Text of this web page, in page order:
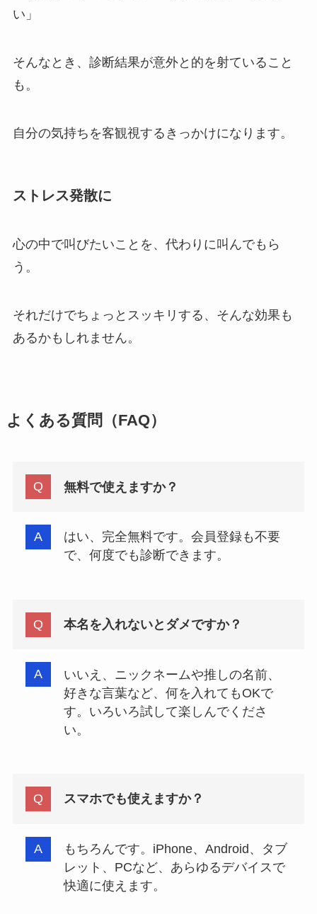
い」
そんなとき、診断結果が意外と的を射ていること
も。
自分の気持ちを客観視するきっかけになります。
ストレス発散に
心の中で叫びたいことを、代わりに叫んでもら
う。
それだけでちょっとスッキリする、そんな効果も
あるかもしれません。
よくある質問（FAQ）
無料で使えますか？
はい、完全無料です。会員登録も不要
で、何度でも診断できます。
本名を入れないとダメですか？
いいえ、ニックネームや推しの名前、
好きな言葉など、何を入れてもOKで
す。いろいろ試して楽しんでくださ
い。
スマホでも使えますか？
もちろんです。iPhone、Android、タブ
レット、PCなど、あらゆるデバイスで
快適に使えます。